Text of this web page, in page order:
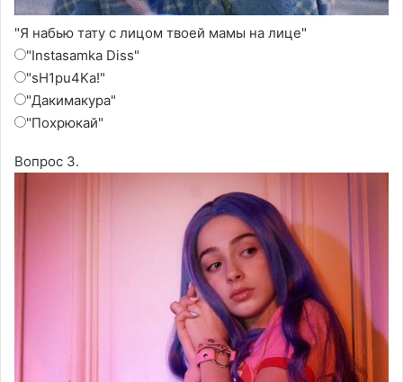
"Я набью тату с лицом твоей мамы на лице"
"Instasamka Diss"
"sH1pu4Ka!"
"Дакимакура"
"Похрюкай"
Вопрос 3.